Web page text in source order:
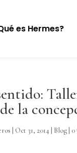
es Hermes?
la
Oct 31, 2014 Blog 0